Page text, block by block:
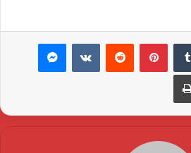
بينتيريست ماسنجر
طباعة